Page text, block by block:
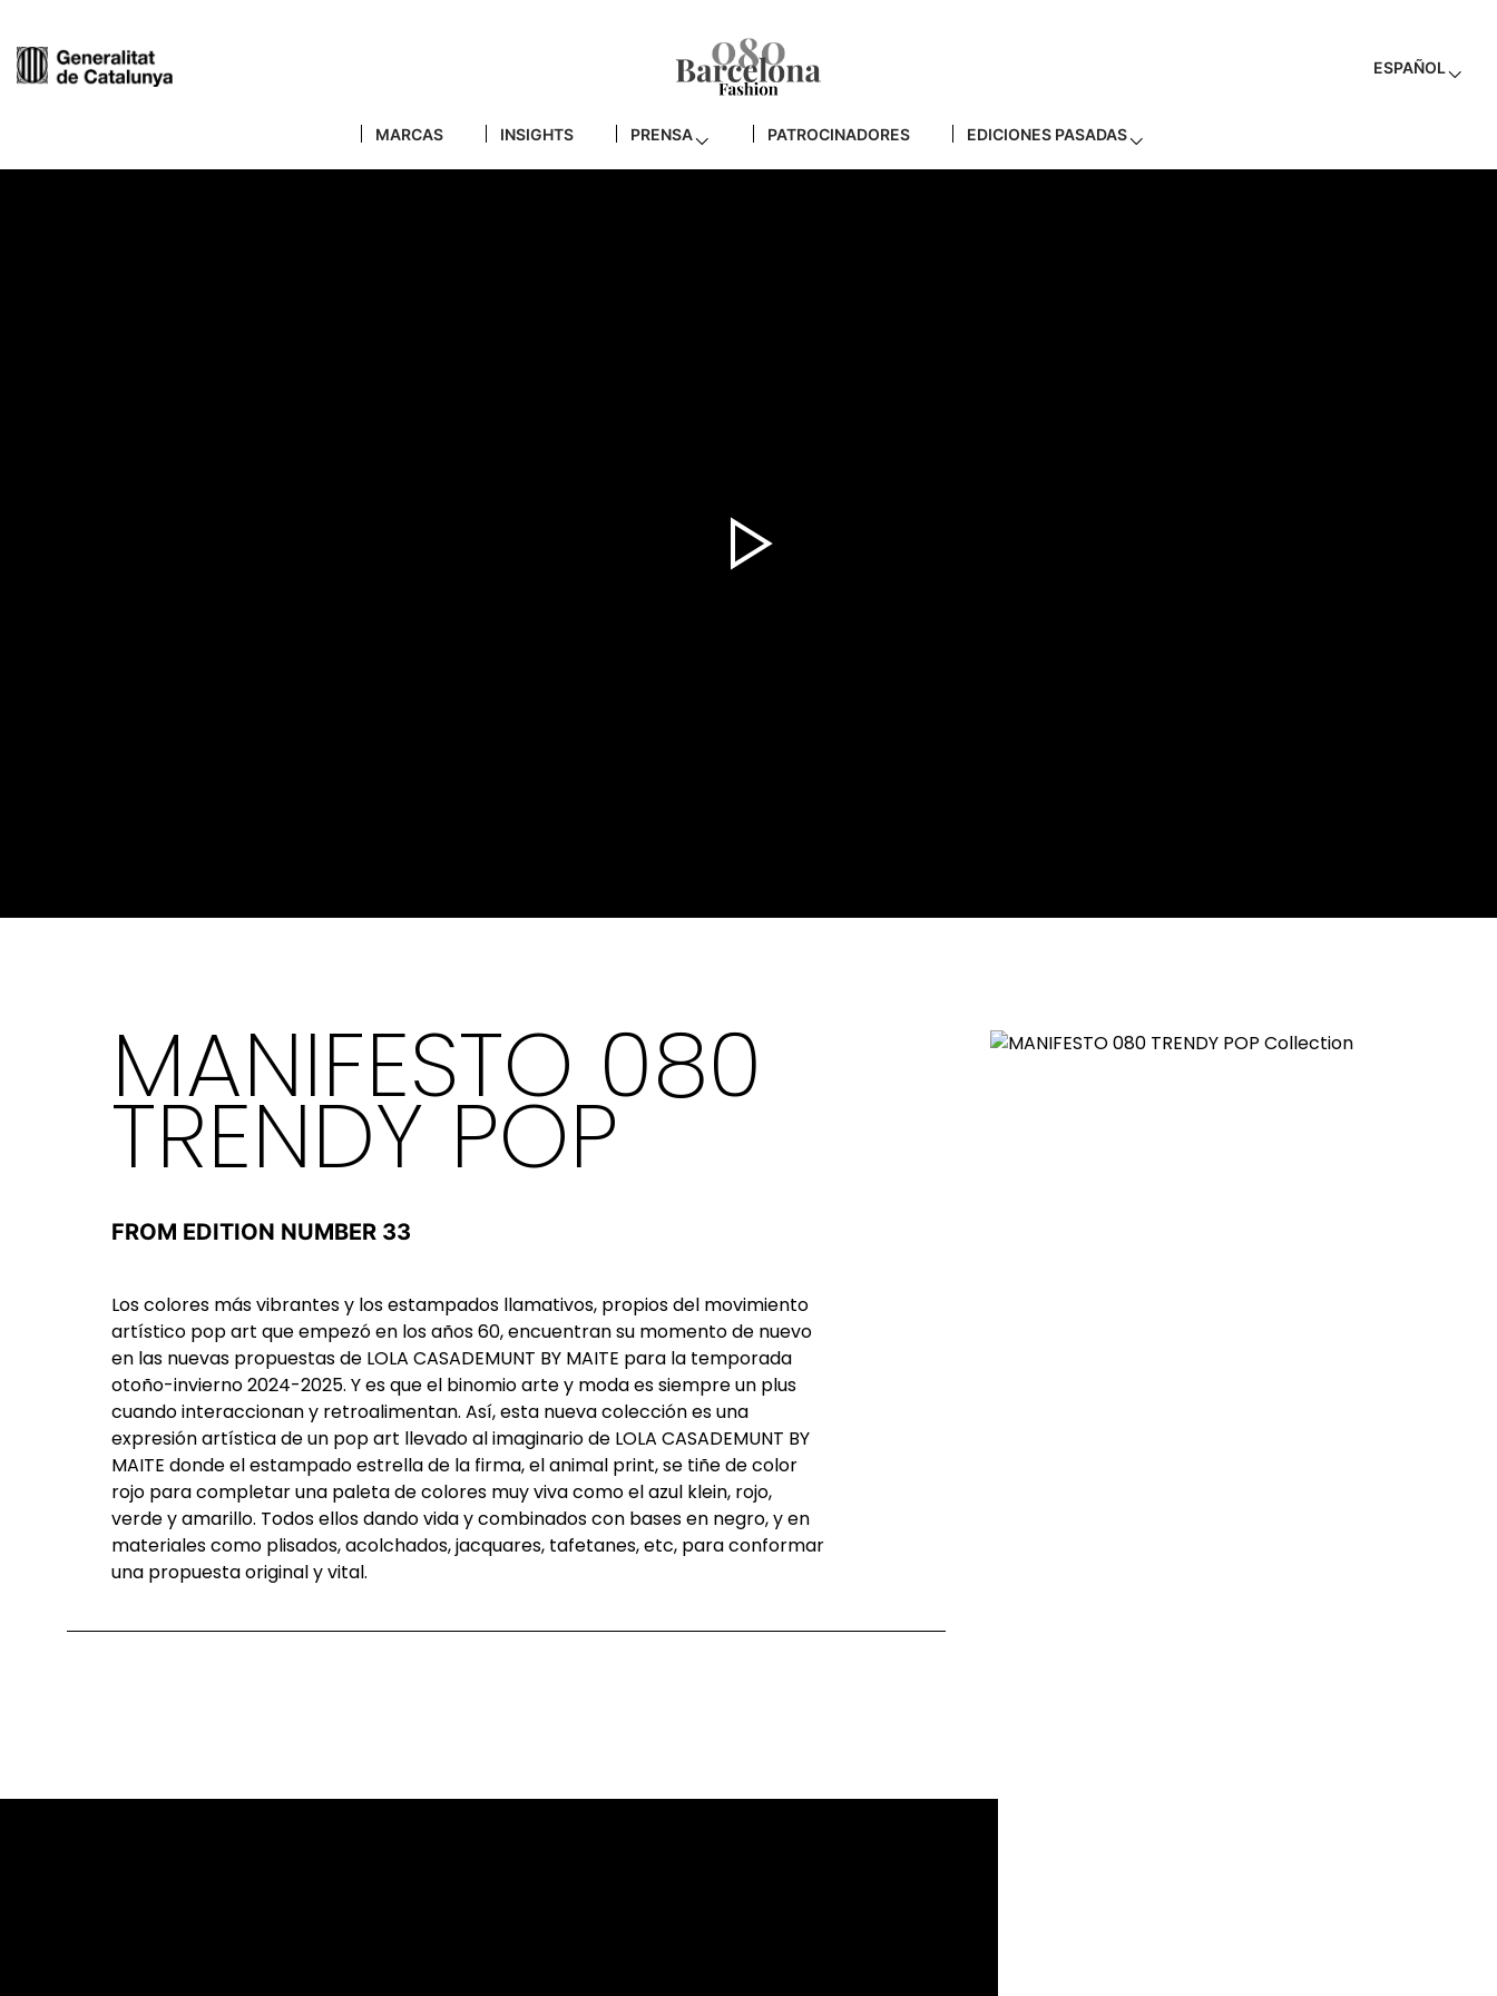
ESPAÑOL
MARCAS INSIGHTS PRENSA PATROCINADORES EDICIONES PASADAS
MANIFESTO 080
TRENDY POP
FROM EDITION NUMBER 33
Los colores másvibrantesy losestampados llamativos, propiosdel movimiento
artístico pop art queempezóen losaños60,encuentransu momentode nuevo
en las nuevas propuestasde LOLA CASADEMUNT BY MAITE para la temporada
otoño-invierno2024-2025. Y es que el binomioartey moda essiempreun plus
cuandointeraccionany retroalimentan. Así, esta nuevacolecciónes una
expresiónartística de un pop art llevadoalimaginariode LOLA CASADEMUNT BY
MAITE dondeelestampadoestrella de la firma, el animal print, se tiñede color
rojo para completar una paleta de colores muyviva como elazul klein, rojo,
verdeyamarillo. Todosellosdandovida ycombinadoscon bases en negro, y en
materialescomo plisados,acolchados,jacquares, tafetanes,etc, para conformar
una propuestaoriginal y vital.